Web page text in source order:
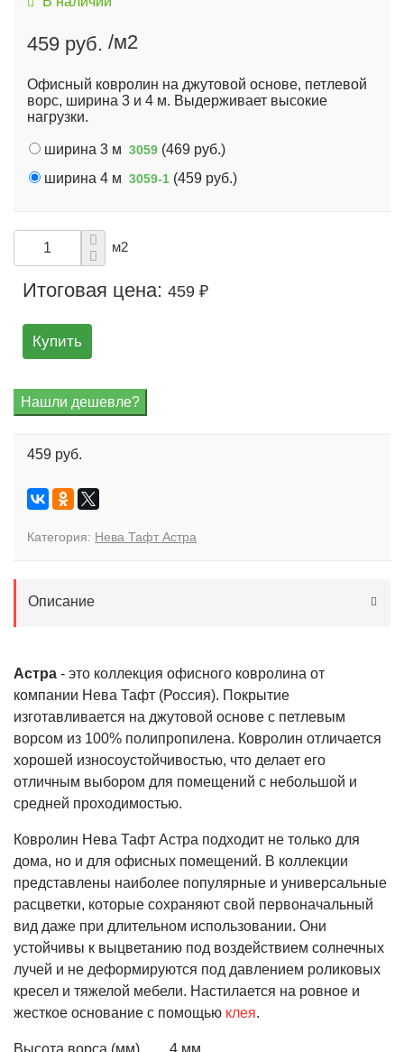
459 руб. /м2
Офисный ковролин на джутовой основе, петлевой
ворс, ширина 3 и 4 м. Выдерживает высокие
нагрузки.
ширина 3 м 3059 (469 руб.)
ширина 4 м 3059-1 (459 руб.)
м2
Итоговая цена: 459 ₽
Купить
459 руб.
Категория: Нева Тафт Астра
Описание
Астра - это коллекция офисного ковролина от
компании Нева Тафт (Россия). Покрытие
изготавливается на джутовой основе с петлевым
ворсом из 100% полипропилена. Ковролин отличается
хорошей износоустойчивостью, что делает его
отличным выбором для помещений с небольшой и
средней проходимостью.
Ковролин Нева Тафт Астра подходит не только для
дома, но и для офисных помещений. В коллекции
представлены наиболее популярные и универсальные
расцветки, которые сохраняют свой первоначальный
вид даже при длительном использовании. Они
устойчивы к выцветанию под воздействием солнечных
лучей и не деформируются под давлением роликовых
кресел и тяжелой мебели. Настилается на ровное и
жесткое основание с помощью клея.
Высота ворса (мм) 4 мм